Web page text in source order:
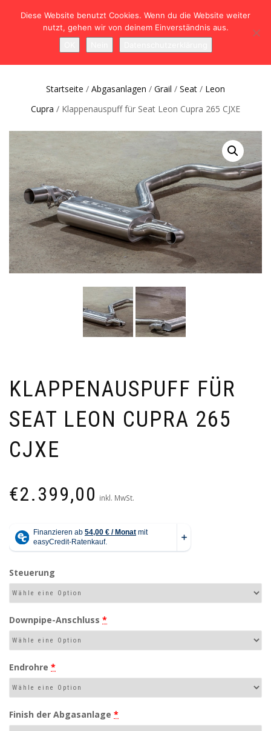
NAVIGATION
0
Startseite / Abgasanlagen / Grail / Seat / Leon
Cupra / Klappenauspuff für Seat Leon Cupra 265 CJXE
KLAPPENAUSPUFF FÜR
SEAT LEON CUPRA 265
CJXE
€2.399,00 inkl. MwSt.
Steuerung
Downpipe-Anschluss *
Endrohre *
Finish der Abgasanlage *
Diese Website benutzt Cookies. Wenn du die Website weiter
nutzt, gehen wir von deinem Einverständnis aus.